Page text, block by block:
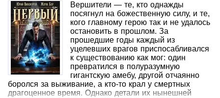
Вершители — те, кто однажды
посягнул на божественную силу, и те,
кого главному герою так и не удалось
остановить в прошлом. За
прошедшие годы каждый из
уцелевших врагов приспосабливался
к существованию как мог: один
превратился в полуразумную
гигантскую амебу, другой отчаянно
боролся за выживание, а кто-то крал у смертных
драгоценное время. Однако детали их нынешней